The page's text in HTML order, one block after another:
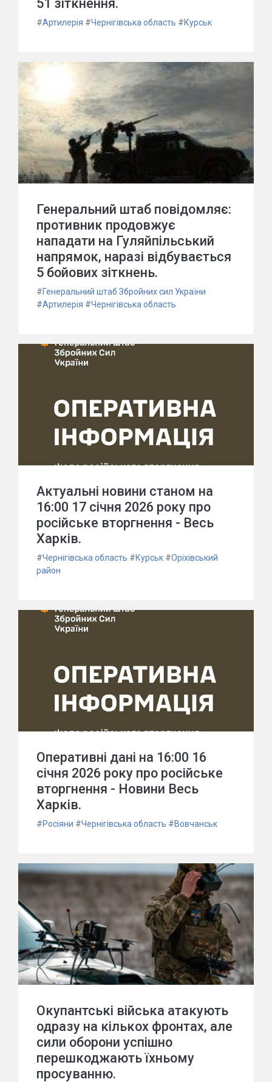
51 зіткнення.
#Артилерія #Чернігівська область #Курськ
Генеральний штаб повідомляє:
противник продовжує
нападати на Гуляйпільський
напрямок, наразі відбувається
5 бойових зіткнень.
#Генеральний штаб Збройних сил України
#Артилерія #Чернігівська область
Актуальні новини станом на
16:00 17 січня 2026 року про
російське вторгнення - Весь
Харків.
#Чернігівська область #Курськ #Оріхівський
район
Оперативні дані на 16:00 16
січня 2026 року про російське
вторгнення - Новини Весь
Харків.
#Росіяни #Чернігівська область #Вовчанськ
Окупантські війська атакують
одразу на кількох фронтах, але
сили оборони успішно
перешкоджають їхньому
просуванню.